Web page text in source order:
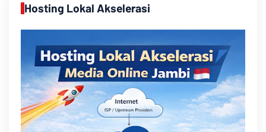
Hosting Lokal Akselerasi